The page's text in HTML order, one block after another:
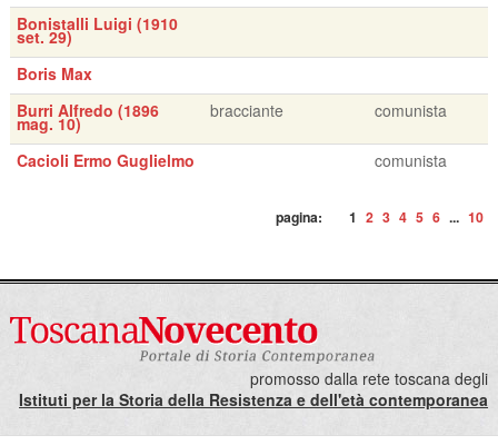
Bonistalli Luigi (1910
set. 29)
Boris Max
Burri Alfredo (1896
mag. 10)
bracciante comunista
Cacioli Ermo Guglielmo comunista
pagina: 1 2 3 4 5 6 ... 10
promosso dalla rete toscana degli
Istituti per la Storia della Resistenza e dell'età contemporanea